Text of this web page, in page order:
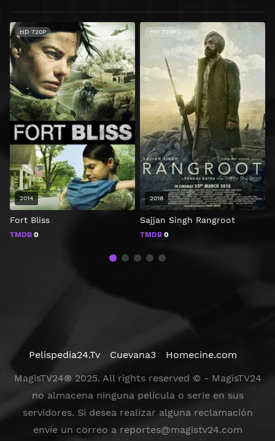
Fort Bliss
TMDB 0
HD 720P
2014
Sajjan Singh Rangroot
TMDB 0
HD 720P
2018
Pelispedia24.Tv Cuevana3
Homecine.com
MagisTV24® 2025. All rights reserved © - MagisTV24
no almacena ninguna película o serie en sus
servidores. Si desea realizar alguna reclamación
envíe un correo a reportes@magistv24.com